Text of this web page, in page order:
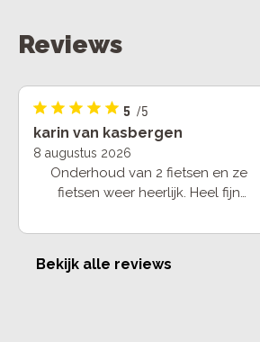
Reviews
5 /5
karin van kasbergen
8 augustus 2026
Onderhoud van 2 fietsen en ze
fietsen weer heerlijk. Heel fijn
fietsen waren schoongemaakt dus
Bekijk alle reviews